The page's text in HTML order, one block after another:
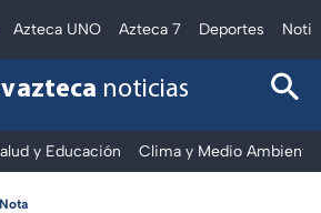
Azteca UNO Azteca 7 Deportes
azteca noticias
y Educación Clima y Medio Ambiente
Nota